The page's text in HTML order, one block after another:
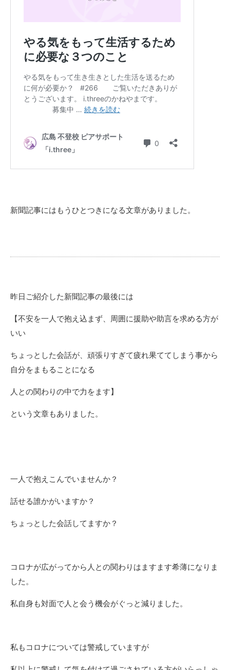
新聞記事にはもうひとつきになる文章がありました。
昨日ご紹介した新聞記事の最後には
【不安を一人で抱え込まず、周囲に援助や助言を求める方が
いい
ちょっとした会話が、頑張りすぎて疲れ果ててしまう事から
自分をまもることになる
人との関わりの中で力をます】
という文章もありました。
一人で抱えこんでいませんか？
話せる誰かがいますか？
ちょっとした会話してますか？
コロナが広がってから人との関わりはますます希薄になりま
した。
私自身も対面で人と会う機会がぐっと減りました。
私もコロナについては警戒していますが